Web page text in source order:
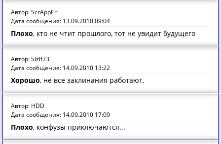
Автор: ScrAppEr
Дата сообщения: 13.09.2010 09:04
Плохо, кто не чтит прошлого, тот не увидит будущего
Автор: Sizif73
Дата сообщения: 14.09.2010 13:22
Хорошо, не все заклинания работают.
Автор: HDD
Дата сообщения: 14.09.2010 17:09
Плохо, конфузы приключаются...